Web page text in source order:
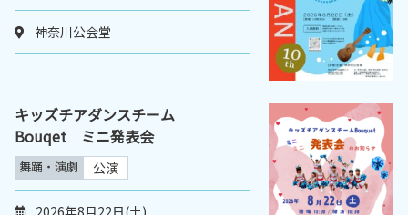
神奈川公会堂
キッズチアダンスチーム
Bouqet ミニ発表会
舞踊・演劇 公演